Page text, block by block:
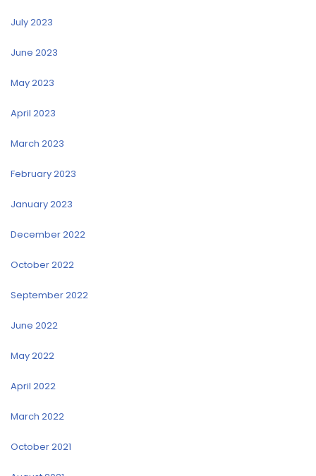
July 2023
June 2023
May 2023
April 2023
March 2023
February 2023
January 2023
December 2022
October 2022
September 2022
June 2022
May 2022
April 2022
March 2022
October 2021